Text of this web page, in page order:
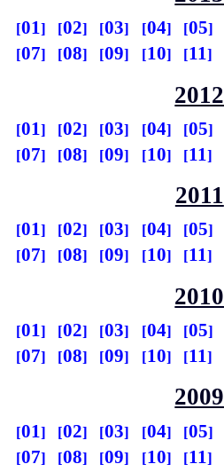
01 02 03 04 05
07
08 09 10 11
2012
01 02 03 04 05
07
08 09 10 11
2011
01 02 03 04 05
07
08 09 10 11
2010
01 02 03 04 05
07
08 09 10 11
2009
01 02 03 04 05
07
08 09 10 11